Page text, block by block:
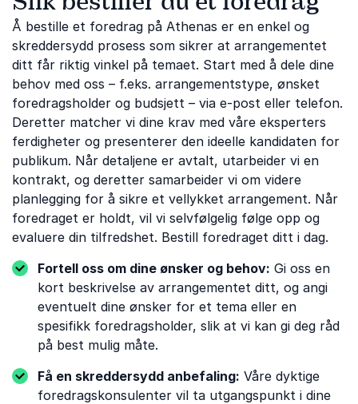
Å bestille et foredrag på Athenas er en enkel og
skreddersydd prosess som sikrer at arrangementet
ditt får riktig vinkel på temaet. Start med å dele dine
behov med oss ​​– f.eks. arrangementstype, ønsket
foredragsholder og budsjett – via e-post eller telefon.
Deretter matcher vi dine krav med våre eksperters
ferdigheter og presenterer den ideelle kandidaten for
publikum. Når detaljene er avtalt, utarbeider vi en
kontrakt, og deretter samarbeider vi om videre
planlegging for å sikre et vellykket arrangement. Når
foredraget er holdt, vil vi selvfølgelig følge opp og
evaluere din tilfredshet. Bestill foredraget ditt i dag.
Fortell oss om dine ønsker og behov: Gi oss en
kort beskrivelse av arrangementet ditt, og angi
eventuelt dine ønsker for et tema eller en
spesifikk foredragsholder, slik at vi kan gi deg råd
på best mulig måte.
Få en skreddersydd anbefaling: Våre dyktige
foredragskonsulenter vil ta utgangspunkt i dine